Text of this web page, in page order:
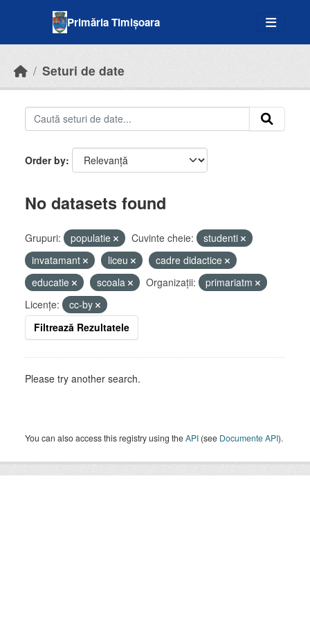
Primăria Timișoara
Seturi de date
Order by
No datasets found
Grupuri: populatie Cuvinte cheie:
studenti
invatamant
liceu
cadre didactice
educatie
scoala Organizații:
primariatm
Licenţe:
cc-by
Filtrează Rezultatele
Please try another search.
You can also access this registry using theAPI (see Documente API).